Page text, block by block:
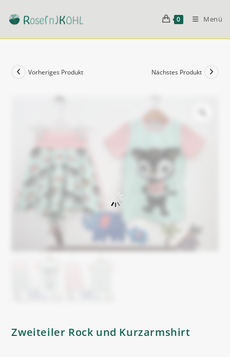
Inhalt
0 Menü
Vorheriges Produkt Nächstes Produkt
Zweiteiler Rock und Kurzarmshirt